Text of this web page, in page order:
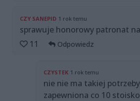
CZY SANEPID 1 rok temu
sprawuje honorowy patronat
11
Odpowiedz
CZYSTEK 1 rok temu
nie nie ma takiej
zapewniona co 10 stoisko